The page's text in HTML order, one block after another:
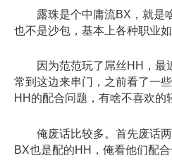
露珠是个中庸流BX，就是
也不是沙包，基本上各种职业
因为范范玩了屌丝HH，最
常到这边来串门，之前看了一
HH的配合问题，有啥不喜欢的
俺废话比较多。首先废话两
BX也是配的HH，俺看他们配合